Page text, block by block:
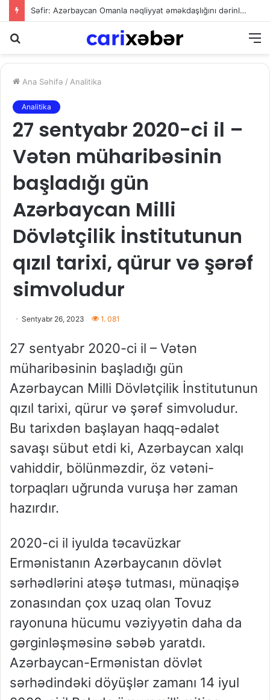
Ali Məhkəmədən müəllif hüquqları ilə bağlı mühüm qərar: İdxalçılar qonorar ödəməkdən yayına bilməyəcək
Ana Səhifə / Analitika
Analitika
27 sentyabr 2020-ci il –
Vətən müharibəsinin
başladığı gün
Azərbaycan Milli
Dövlətçilik İnstitutunun
qızıl tarixi, qürur və şərəf
simvoludur
Sentyabr 26, 2023 1. 081
27 sentyabr 2020-ci il – Vətən
müharibəsinin başladığı gün
Azərbaycan Milli Dövlətçilik İnstitutunun
qızıl tarixi, qürur və şərəf simvoludur.
Bu tarixdən başlayan haqq-ədalət
savaşı sübut etdi ki, Azərbaycan xalqı
vahiddir, bölünməzdir, öz vətəni-
torpaqları uğrunda vuruşa hər zaman
hazırdır.
2020-ci il iyulda təcavüzkar
Ermənistanın Azərbaycanın dövlət
sərhədlərini atəşə tutması, münaqişə
zonasından çox uzaq olan Tovuz
rayonuna hücumu vəziyyətin daha da
gərginləşməsinə səbəb yaratdı.
Azərbaycan-Ermənistan dövlət
sərhədindəki döyüşlər zamanı 14 iyul